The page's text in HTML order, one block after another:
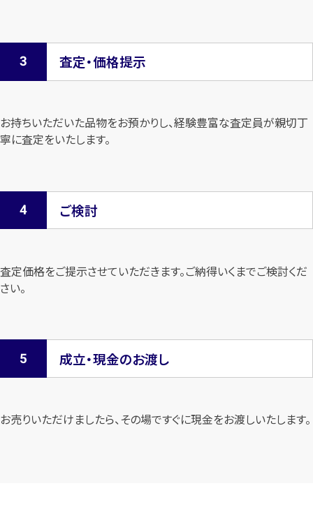
査定・価格提示
お持ちいただいた品物をお預かりし、経験豊富な査定員が親切丁
寧に査定をいたします。
ご検討
査定価格をご提示させていただきます。ご納得いくまでご検討くだ
さい。
成立・現金のお渡し
お売りいただけましたら、その場ですぐに現金をお渡しいたします。